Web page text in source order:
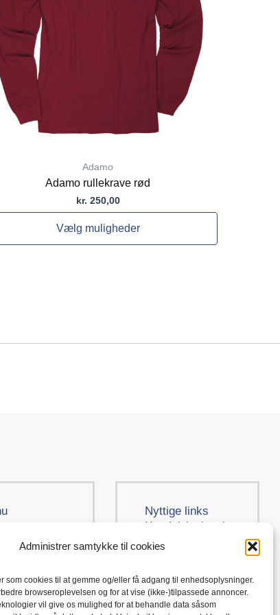
Administrer samtykke til cookies
som cookies til at gemme og/eller få adgang til enhedsoplysninger.
browseroplevelsen og for at vise (ikke-)tilpassede annoncer.
vil give os mulighed for at behandle data såsom
Adamo
Adamo rullekrave rød
kr. 250,00
Vælg muligheder
Nyttige links
Handelsbetingelser
Cookiepolitik
Levering og retur
Persondatapolitik